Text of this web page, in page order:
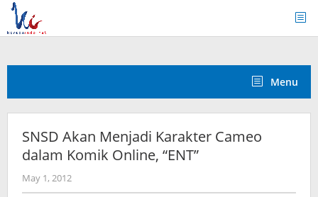
Skip
content
Menu
SNSD Akan Menjadi Karakter Cameo
dalam Komik Online, “ENT”
May 1, 2012by
Koreanindo